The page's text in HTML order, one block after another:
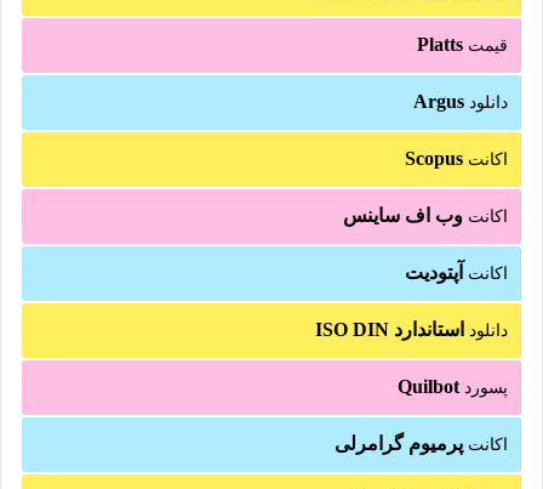
قیمت Platts
دانلود Argus
اکانت Scopus
اکانت وب اف ساینس
اکانت آپتودیت
دانلود استاندارد ISO DIN
پسوردQuilbot
اکانت پرمیوم گرامرلی